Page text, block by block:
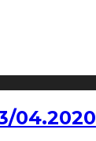
04.2020